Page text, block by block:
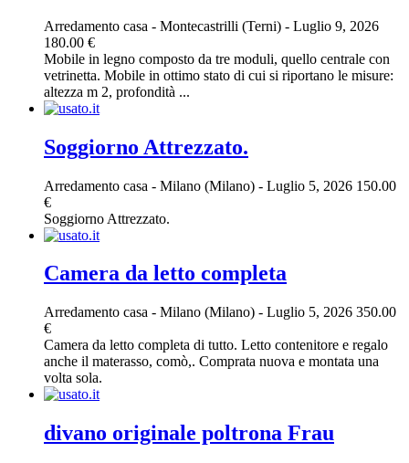
Arredamento casa - Montecastrilli (Terni) - Luglio 9, 2026
180.00 €
Mobile in legno composto da tre moduli, quello centrale con
vetrinetta. Mobile in ottimo stato di cui si riportano le misure:
altezza m 2, profondità ...
Soggiorno Attrezzato.
Arredamento casa - Milano (Milano) - Luglio 5, 2026 150.00
€
Soggiorno Attrezzato.
Camera da letto completa
Arredamento casa - Milano (Milano) - Luglio 5, 2026 350.00
€
Camera da letto completa di tutto. Letto contenitore e regalo
anche il materasso, comò,. Comprata nuova e montata una
volta sola.
divano originale poltrona Frau